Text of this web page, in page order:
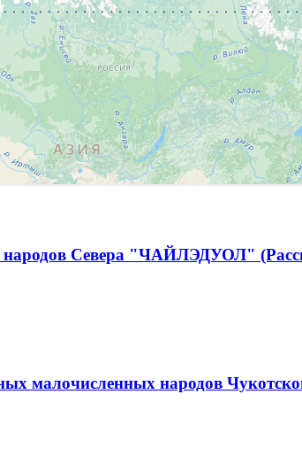
народов Севера "ЧАЙЛЭДУОЛ"
малочисленных народов